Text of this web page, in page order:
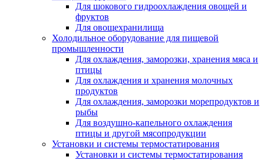
Для шокового гидроохлаждения овощей и
фруктов
Для овощехранилища
Холодильное оборудование для пищевой
промышленности
Для охлаждения, заморозки, хранения мяса и
птицы
Для охлаждения и хранения молочных
продуктов
Для охлаждения, заморозки морепродуктов и
рыбы
Для воздушно-капельного охлаждения
птицы и другой мясопродукции
Установки и системы термостатирования
Установки и системы термостатирования